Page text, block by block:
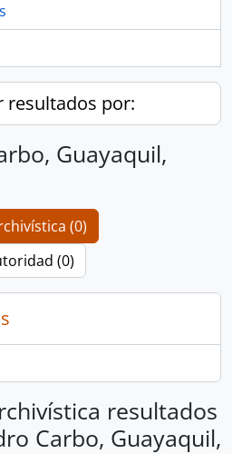
resultados por:
Guayaquil,
(0)
(0)
resultados
Carbo, Guayaquil,